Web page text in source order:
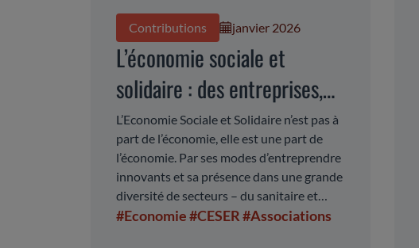
Contributions janvier 2026
L’économie sociale et
solidaire : des entreprises,
moteurs d’une économie
régionale, durable et
inclusive
L’Economie Sociale et Solidaire n’est pas à
part de l’économie, elle est une part de
l’économie. Par ses modes d’entreprendre
innovants et sa présence dans une grande
diversité de secteurs – du sanitaire et
médico-social au logement, en passant
#Economie#CESER#Associations